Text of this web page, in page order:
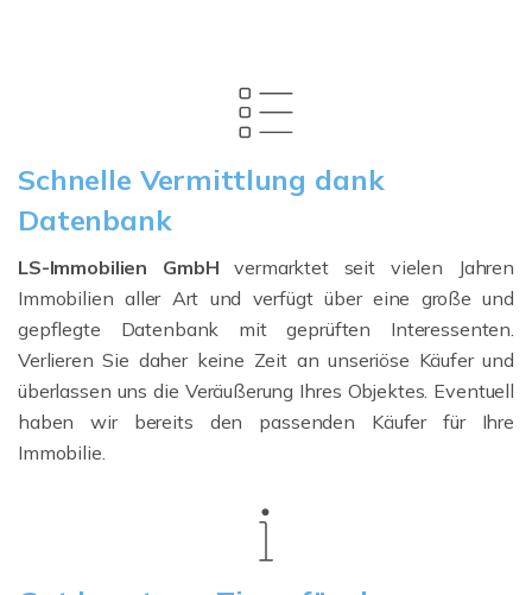
Schnelle Vermittlung dank
Datenbank
LS-Immobilien GmbH vermarktet seit vielen Jahren
Immobilien aller Art und verfügt über eine große und
gepflegte Datenbank mit geprüften Interessenten.
Verlieren Sie daher keine Zeit an unseriöse Käufer und
überlassen uns die Veräußerung Ihres Objektes. Eventuell
haben wir bereits den passenden Käufer für Ihre
Immobilie.